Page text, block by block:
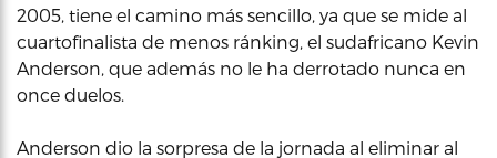
2005, tiene el camino más sencillo, ya que se mide al
cuartofinalista de menos ránking, el sudafricano Kevin
Anderson, que además no le ha derrotado nunca en
once duelos.
Anderson dio la sorpresa de la jornada al eliminar al